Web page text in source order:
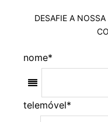
DESAFIE A
nome*
telemóvel*